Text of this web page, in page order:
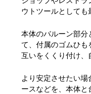
ウトツールとしても
本体のバルーン部
て、付属のゴムひ
互いをくくり付け、
より安定させたい
ースなどを、本体